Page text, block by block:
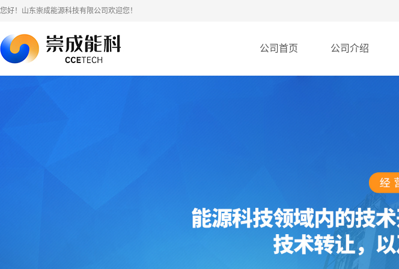
您好！山东崇成能源科技有限公司欢迎您！
公司首页 公司介绍